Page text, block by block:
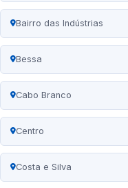
Bairro das Indústrias
Bessa
Cabo Branco
Centro
Costa e Silva